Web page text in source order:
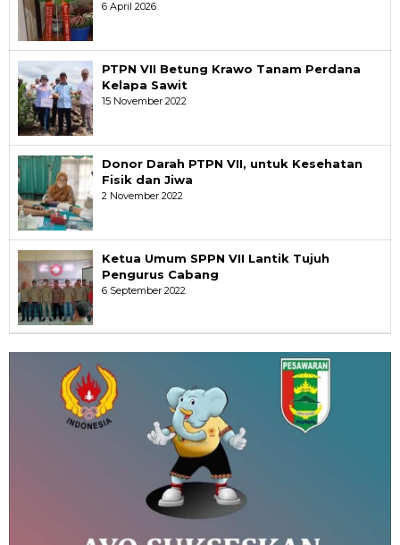
6 April 2026
PTPN VII Betung Krawo Tanam Perdana
Kelapa Sawit
15 November 2022
Donor Darah PTPN VII, untuk Kesehatan
Fisik dan Jiwa
2 November 2022
Ketua Umum SPPN VII Lantik Tujuh
Pengurus Cabang
6 September 2022